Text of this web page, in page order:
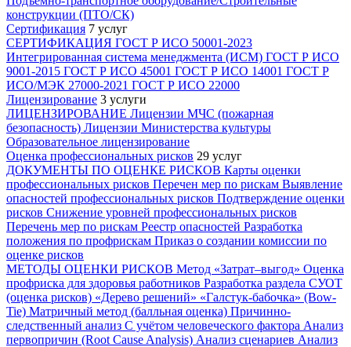
конструкции (ПТО/СК)
Сертификация 7 услуг
СЕРТИФИКАЦИЯ ГОСТ Р ИСО 50001-2023
Интегрированная система менеджмента (ИСМ) ГОСТ Р ИСО
9001-2015 ГОСТ Р ИСО 45001 ГОСТ Р ИСО 14001 ГОСТ Р
ИСО/МЭК 27000-2021 ГОСТ Р ИСО 22000
Лицензирование 3 услуги
ЛИЦЕНЗИРОВАНИЕ Лицензии МЧС (пожарная
безопасность) Лицензии Министерства культуры
Образовательное лицензирование
Оценка профессиональных рисков 29 услуг
ДОКУМЕНТЫ ПО ОЦЕНКЕ РИСКОВ Карты оценки
профессиональных рисков Перечен мер по рискам Выявление
опасностей профессиональных рисков Подтверждение оценки
рисков Снижение уровней профессиональных рисков
Перечень мер по рискам Реестр опасностей Разработка
положения по профрискам Приказ о создании комиссии по
оценке рисков
МЕТОДЫ ОЦЕНКИ РИСКОВ Метод «Затрат–выгод» Оценка
профриска для здоровья работников Разработка раздела СУОТ
(оценка рисков) «Дерево решений» «Галстук-бабочка» (Bow-
Tie) Матричный метод (балльная оценка) Причинно-
следственный анализ С учётом человеческого фактора Анализ
первопричин (Root Cause Analysis) Анализ сценариев Анализ